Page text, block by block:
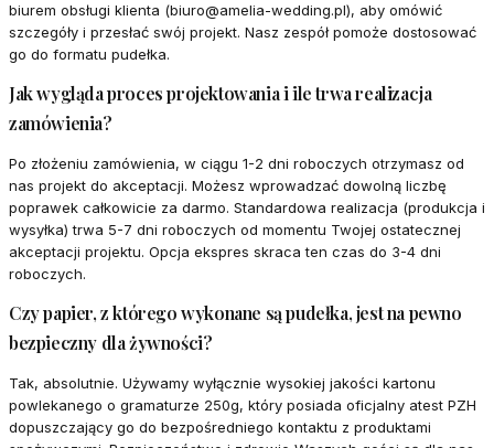
biurem obsługi klienta (biuro@amelia-wedding.pl), aby omówić
szczegóły i przesłać swój projekt. Nasz zespół pomoże dostosować
go do formatu pudełka.
Jak wygląda proces projektowania i ile trwa realizacja
zamówienia?
Po złożeniu zamówienia, w ciągu 1-2 dni roboczych otrzymasz od
nas projekt do akceptacji. Możesz wprowadzać dowolną liczbę
poprawek całkowicie za darmo. Standardowa realizacja (produkcja i
wysyłka) trwa 5-7 dni roboczych od momentu Twojej ostatecznej
akceptacji projektu. Opcja ekspres skraca ten czas do 3-4 dni
roboczych.
Czy papier, z którego wykonane są pudełka, jest na pewno
bezpieczny dla żywności?
Tak, absolutnie. Używamy wyłącznie wysokiej jakości kartonu
powlekanego o gramaturze 250g, który posiada oficjalny atest PZH
dopuszczający go do bezpośredniego kontaktu z produktami